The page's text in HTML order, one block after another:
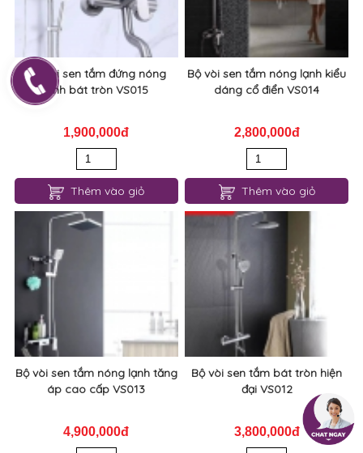
Bộ vòi sen tắm đứng nóng
lạnh bát tròn VS015
1,900,000đ
Thêm vào giỏ
Bộ vòi sen tắm nóng lạnh kiểu
dáng cổ điển VS014
2,800,000đ
Thêm vào giỏ
Bộ vòi sen tắm nóng lạnh tăng
áp cao cấp VS013
4,900,000đ
Bộ vòi sen tắm bát tròn hiện
đại VS012
3,800,000đ